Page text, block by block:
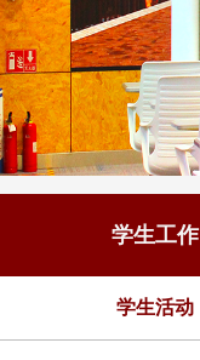
学生工作
学生活动